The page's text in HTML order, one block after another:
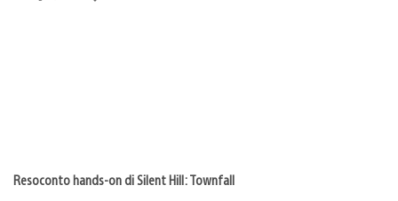
Resoconto hands-on di Silent Hill: Townfall